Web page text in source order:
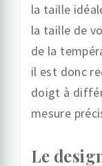
la taille
la taille de
de la
il est donc
doigt à
mesure
Le